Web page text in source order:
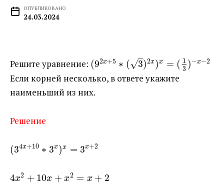
ОПУБЛИКОВАНО
24.03.2024
Решите уравнение: ​ (92x+5 ∗ ( 3
–
√ )2x)x = ( 1
3 )−x−2
Если корней несколько, в ответе укажите
наименьший из них.
Решение
(34x+10 ∗ 3x)x = 3x+2
4x2 + 10x + x2 = x + 2